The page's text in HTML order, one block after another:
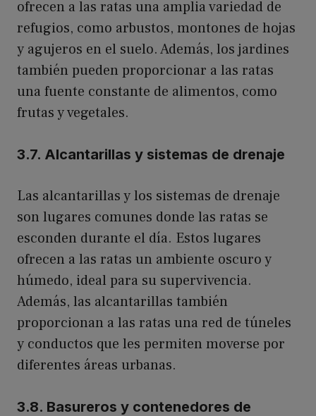
ofrecen a las ratas una amplia variedad de
refugios, como arbustos, montones de hojas
y agujeros en el suelo. Además, los jardines
también pueden proporcionar a las ratas
una fuente constante de alimentos, como
frutas y vegetales.
3.7. Alcantarillas y sistemas de drenaje
Las alcantarillas y los sistemas de drenaje
son lugares comunes donde las ratas se
esconden durante el día. Estos lugares
ofrecen a las ratas un ambiente oscuro y
húmedo, ideal para su supervivencia.
Además, las alcantarillas también
proporcionan a las ratas una red de túneles
y conductos que les permiten moverse por
diferentes áreas urbanas.
3.8. Basureros y contenedores de